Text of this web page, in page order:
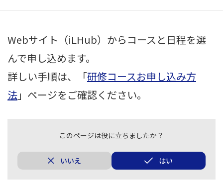
Webサイト（iLHub）からコースと日程を選
んで申し込めます。
詳しい手順は、「研修コースお申し込み方
法」ページをご確認ください。
このページは役に立ちましたか？
いいえ はい